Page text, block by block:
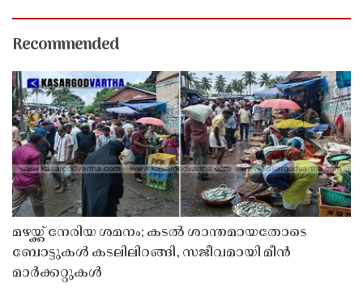
Recommended
മഴയ്ക്ക് നേരിയ ശമനം; കടൽ ശാന്തമായതോടെ
ബോട്ടുകൾ കടലിലിറങ്ങി, സജീവമായി മീൻ
മാർക്കറ്റുകൾ